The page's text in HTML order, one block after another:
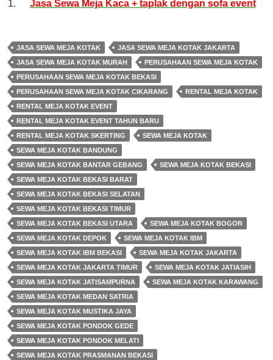
Jasa Sewa Meja Kaca + taplak dengan sofa event
JASA SEWA MEJA KOTAK
JASA SEWA MEJA KOTAK JAKARTA
JASA SEWA MEJA KOTAK MURAH
PERUSAHAAN SEWA MEJA KOTAK
PERUSAHAAN SEWA MEJA KOTAK BEKASI
PERUSAHAAN SEWA MEJA KOTAK CIKARANG
RENTAL MEJA KOTAK
RENTAL MEJA KOTAK EVENT
RENTAL MEJA KOTAK EVENT TAHUN BARU
RENTAL MEJA KOTAK SKERTING
SEWA MEJA KOTAK
SEWA MEJA KOTAK BANDUNG
SEWA MEJA KOTAK BANTAR GEBANG
SEWA MEJA KOTAK BEKASI
SEWA MEJA KOTAK BEKASI BARAT
SEWA MEJA KOTAK BEKASI SELATAN
SEWA MEJA KOTAK BEKASI TIMUR
SEWA MEJA KOTAK BEKASI UTARA
SEWA MEJA KOTAK BOGOR
SEWA MEJA KOTAK DEPOK
SEWA MEJA KOTAK IBM
SEWA MEJA KOTAK IBM BEKASI
SEWA MEJA KOTAK JAKARTA
SEWA MEJA KOTAK JAKARTA TIMUR
SEWA MEJA KOTAK JATIASIH
SEWA MEJA KOTAK JATISAMPURNA
SEWA MEJA KOTAK KARAWANG
SEWA MEJA KOTAK MEDAN SATRIA
SEWA MEJA KOTAK MUSTIKA JAYA
SEWA MEJA KOTAK PONDOK GEDE
SEWA MEJA KOTAK PONDOK MELATI
SEWA MEJA KOTAK PRASMANAN BEKASI